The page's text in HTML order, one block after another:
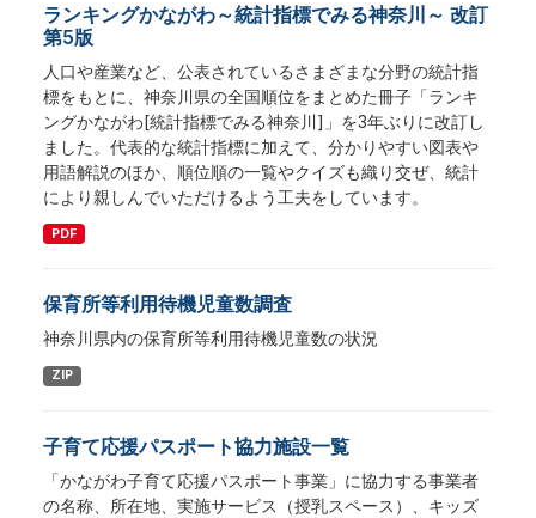
ランキングかながわ～統計指標でみる神奈川～ 改訂
第5版
人口や産業など、公表されているさまざまな分野の統計指
標をもとに、神奈川県の全国順位をまとめた冊子「ランキ
ングかながわ[統計指標でみる神奈川]」を3年ぶりに改訂し
ました。代表的な統計指標に加えて、分かりやすい図表や
用語解説のほか、順位順の一覧やクイズも織り交ぜ、統計
により親しんでいただけるよう工夫をしています。
PDF
保育所等利用待機児童数調査
神奈川県内の保育所等利用待機児童数の状況
ZIP
子育て応援パスポート協力施設一覧
「かながわ子育て応援パスポート事業」に協力する事業者
の名称、所在地、実施サービス（授乳スペース）、キッズ